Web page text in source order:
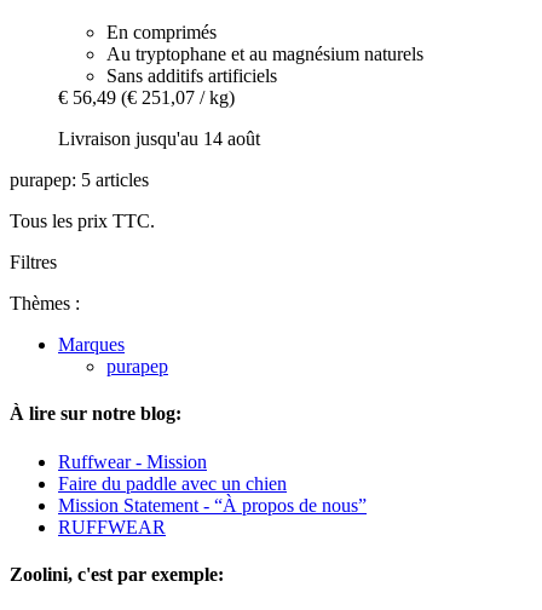
En comprimés
Au tryptophane et au magnésium naturels
Sans additifs artificiels
€ 56,49 (€ 251,07 / kg)
Livraison jusqu'au 14 août
purapep: 5 articles
Tous les prix TTC.
Filtres
Thèmes :
Marques
purapep
À lire sur notre blog:
Ruffwear - Mission
Faire du paddle avec un chien
Mission Statement - “À propos de nous”
RUFFWEAR
Zoolini, c'est par exemple: